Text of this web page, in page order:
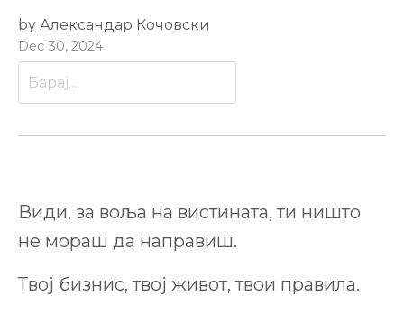
by Александар Кочовски
Dec 30, 2024
Види, за воља на вистината, ти ништо
не мораш да направиш.
Твој бизнис, твој живот, твои правила.